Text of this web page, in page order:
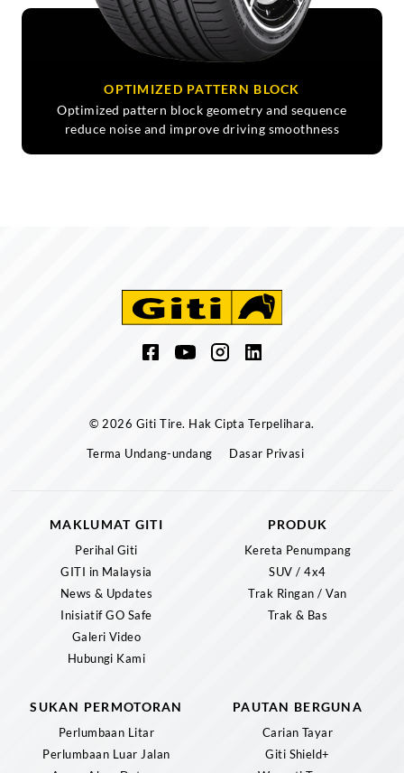
OPTIMIZED PATTERN BLOCK
Optimized pattern block geometry and sequence
reduce noise and improve driving smoothness
© 2026 Giti Tire. Hak Cipta Terpelihara.
Terma Undang-undang Dasar Privasi
MAKLUMAT GITI
Perihal Giti
GITI in Malaysia
News & Updates
Inisiatif GO Safe
Galeri Video
Hubungi Kami
PRODUK
Kereta Penumpang
SUV / 4x4
Trak Ringan / Van
Trak & Bas
SUKAN PERMOTORAN
Perlumbaan Litar
Perlumbaan Luar Jalan
PAUTAN BERGUNA
Carian Tayar
Giti Shield+